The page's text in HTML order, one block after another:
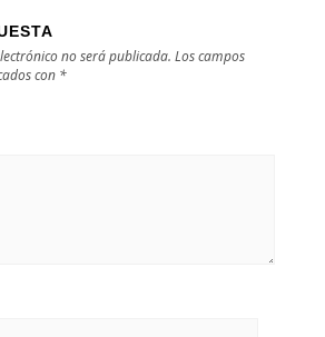
no será publicada. Los campos
con *